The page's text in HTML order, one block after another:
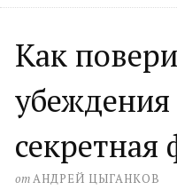
Как
убеждения
отАНДРЕЙ ЦЫГАНКОВ